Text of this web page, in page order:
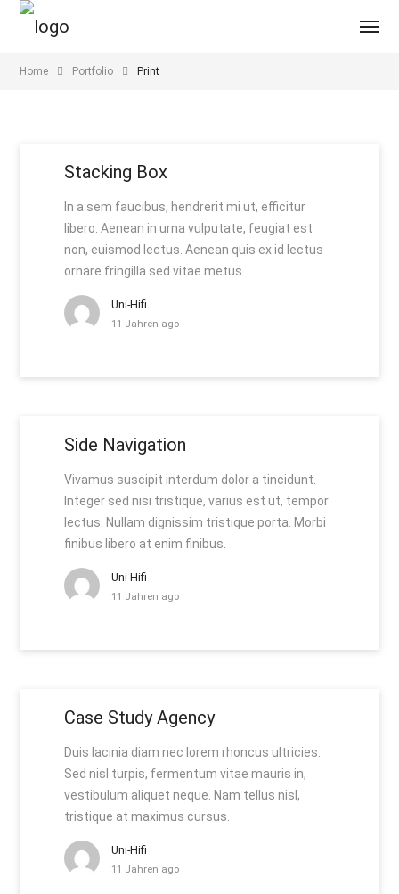
Home Portfolio Print
Stacking Box
In a sem faucibus, hendrerit mi ut, efficitur
libero. Aenean in urna vulputate, feugiat est
non, euismod lectus. Aenean quis ex id lectus
ornare fringilla sed vitae metus.
Uni-Hifi
11 Jahren ago
Side Navigation
Vivamus suscipit interdum dolor a tincidunt.
Integer sed nisi tristique, varius est ut, tempor
lectus. Nullam dignissim tristique porta. Morbi
finibus libero at enim finibus.
Uni-Hifi
11 Jahren ago
Case Study Agency
Duis lacinia diam nec lorem rhoncus ultricies.
Sed nisl turpis, fermentum vitae mauris in,
vestibulum aliquet neque. Nam tellus nisl,
tristique at maximus cursus.
Uni-Hifi
11 Jahren ago